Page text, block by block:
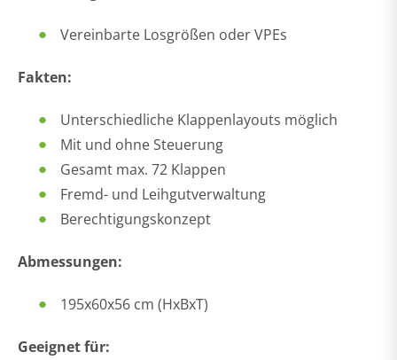
Vereinbarte Losgrößen oder VPEs
Fakten:
Unterschiedliche Klappenlayouts möglich
Mit und ohne Steuerung
Gesamt max. 72 Klappen
Fremd- und Leihgutverwaltung
Berechtigungskonzept
Abmessungen:
195x60x56 cm (HxBxT)
Geeignet für: